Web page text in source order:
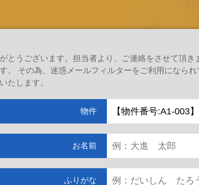
。担当者より、ご連絡をさせて頂きます。 大進不動産からのメールは「
のメールを受信
たします。
物件
お名前
ふりがな